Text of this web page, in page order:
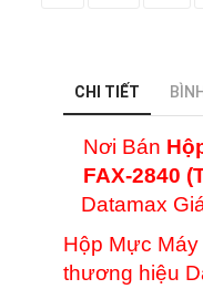
CHI TIẾT
Nơi Bán
FAX-2840
Datamax
Hộp Mực
thương hiệu